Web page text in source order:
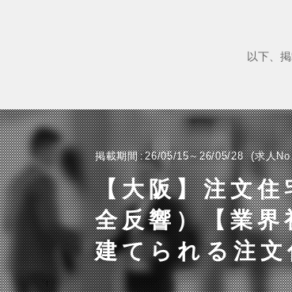
以下、
掲載期間 26/05/15～26/05/28 求人
【大阪】注文
全反響）【業
建てられる注文